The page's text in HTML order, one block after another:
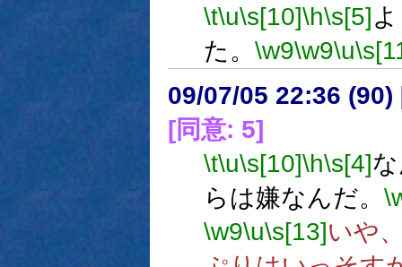
\t\u\s[10]\h\s[5]
た。 \w9\w9\u
09/07/05 22:36 (90)
[同意: 5]
\t\u\s[10]\h\s[4]
らは嫌なんだ。
\w9\u\s[13]いや